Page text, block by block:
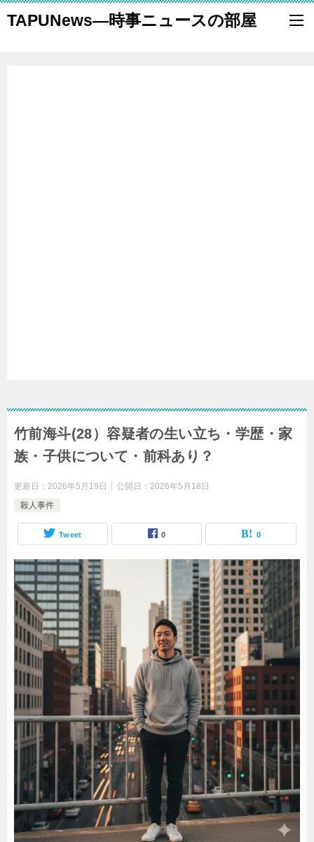
TAPUNews―時事ニュースの部屋
竹前海斗(28）容疑者の生い立ち・学歴・家
族・子供について・前科あり？
更新日： 2026年5月19日 公開日： 2026年5月18日
殺人事件
Tweet 0 0